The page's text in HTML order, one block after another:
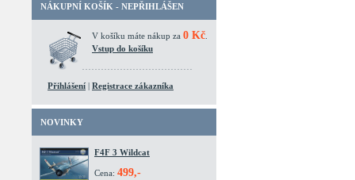
NÁKUPNÍ KOŠÍK - NEPŘIHLÁŠEN
V košíku máte nákup za 0 Kč
Vstup do košíku
Přihlášení | Registrace zákazníka
NOVINKY
F4F 3 Wildcat
Cena: 499,-